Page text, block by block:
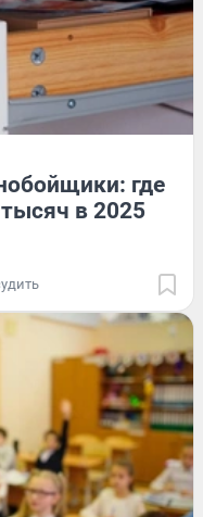
где
в 2025